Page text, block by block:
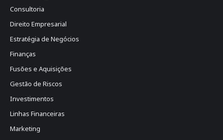
Consultoria
Direito Empresarial
Estratégia de Negócios
Finanças
Fusões e Aquisições
Gestão de Riscos
Investimentos
Linhas Financeiras
Marketing